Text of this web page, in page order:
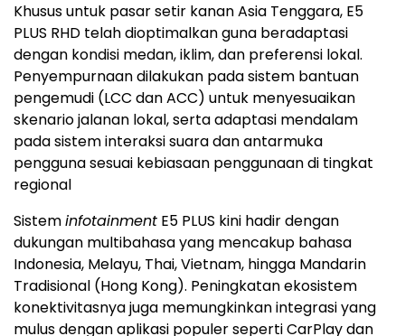
Khusus untuk pasar setir kanan Asia Tenggara, E5
PLUS RHD telah dioptimalkan guna beradaptasi
dengan kondisi medan, iklim, dan preferensi lokal.
Penyempurnaan dilakukan pada sistem bantuan
pengemudi (LCC dan ACC) untuk menyesuaikan
skenario jalanan lokal, serta adaptasi mendalam
pada sistem interaksi suara dan antarmuka
pengguna sesuai kebiasaan penggunaan di tingkat
regional
Sisteminfotainment E5 PLUS kini hadir dengan
dukungan multibahasa yang mencakup bahasa
Indonesia, Melayu, Thai, Vietnam, hingga Mandarin
Tradisional (Hong Kong). Peningkatan ekosistem
konektivitasnya juga memungkinkan integrasi yang
mulus dengan aplikasi populer seperti CarPlay dan